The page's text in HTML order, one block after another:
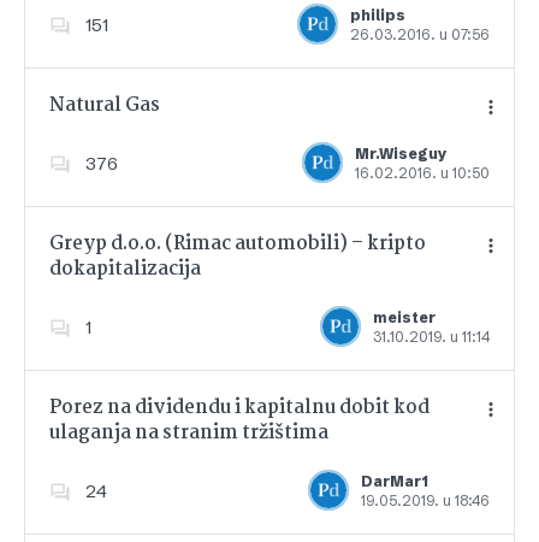
151
philips
26.03.2016. u 07:56
Dodajte u favorite
Natural Gas
376
Mr.Wiseguy
16.02.2016. u 10:50
Dodajte u favorite
Greyp d.o.o. (Rimac automobili) – kripto
dokapitalizacija
1
meister
31.10.2019. u 11:14
Dodajte u favorite
Porez na dividendu i kapitalnu dobit kod
ulaganja na stranim tržištima
24
DarMar1
19.05.2019. u 18:46
Dodajte u favorite